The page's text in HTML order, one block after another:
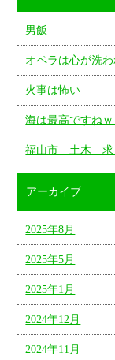
男飯
オペラは心が洗
火事は怖い
海は最高ですねｗ
福山市 土木 求
アーカイブ
2025年8月
2025年5月
2025年1月
2024年12月
2024年11月